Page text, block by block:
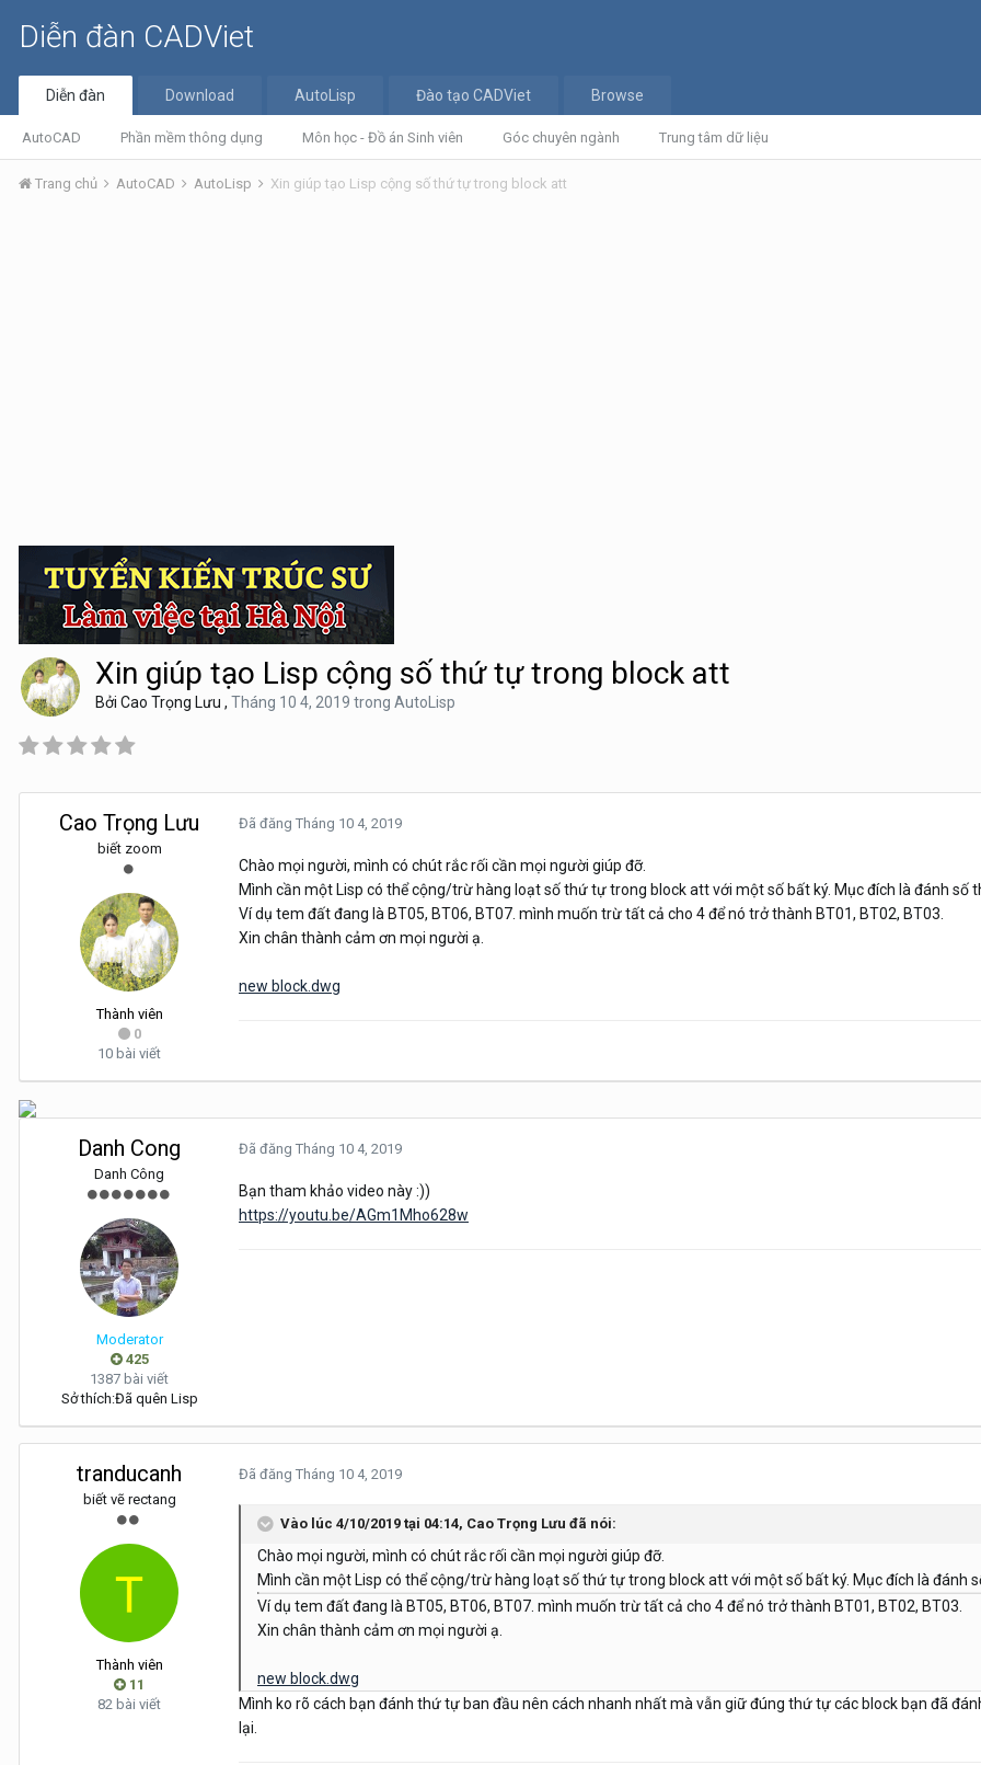
Diễn đàn CADViet
Diễn đàn
AutoCAD Phần mềm thông dụng Môn học - Đồ án Sinh viên Góc chuyên ngành Trung tâm dữ liệu
Download AutoLisp Đào tạo CADViet Browse
Trang chủ AutoCAD AutoLisp Xin giúp tạo Lisp cộng số thứ tự trong block att
Xin giúp tạo Lisp cộng số thứ tự trong block att
Bởi Cao Trọng Lưu , Tháng 10 4, 2019 trong AutoLisp
Cao Trọng Lưu
biết zoom
Thành viên
0
10 bài viết
Đã đăng Tháng 10 4, 2019
Chào mọi người, mình có chút rắc rối cần mọi người giúp đỡ.
Mình cần một Lisp có thể cộng/trừ hàng loạt số thứ tự trong block att với một số bất ký. Mục đích là đánh số
Ví dụ tem đất đang là BT05, BT06, BT07. mình muốn trừ tất cả cho 4 để nó trở thành BT01, BT02, BT03.
Xin chân thành cảm ơn mọi người ạ.
new block.dwg
Danh Cong
Danh Công
Moderator
425
1387 bài viết
Sở thích:Đã quên Lisp
Đã đăng Tháng 10 4, 2019
Bạn tham khảo video này:))
https://youtu.be/AGm1Mho628w
tranducanh
biết vẽ rectang
Thành viên
11
82 bài viết
Đã đăng Tháng 10 4, 2019
Vào lúc 4/10/2019 tại 04:14, Cao Trọng Lưu đã nói:
Chào mọi người, mình có chút rắc rối cần mọi người giúp đỡ.
Mình cần một Lisp có thể cộng/trừ hàng loạt số thứ tự trong block att với một số bất ký. Mục đích là đánh
Ví dụ tem đất đang là BT05, BT06, BT07. mình muốn trừ tất cả cho 4 để nó trở thành BT01, BT02, BT03.
Xin chân thành cảm ơn mọi người ạ.
new block.dwg
Mình ko rõ cách bạn đánh thứ tự ban đầu nên cách nhanh nhất mà vẫn giữ đúng thứ tự các block bạn đã
lại.